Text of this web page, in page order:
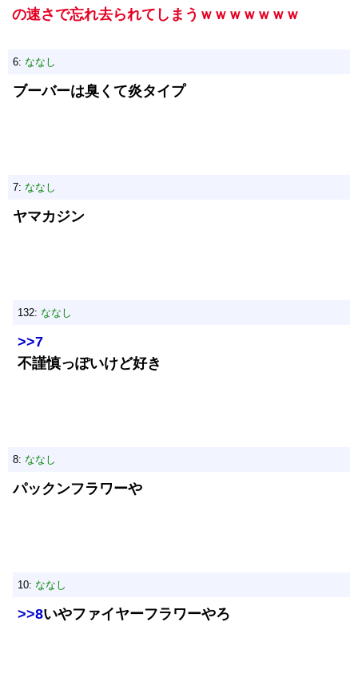
の速さで忘れ去られてしまうｗｗｗｗｗｗｗ
6: ななし
ブーバーは臭くて炎タイプ
7: ななし
ヤマカジン
132: ななし
>>7
不謹慎っぽいけど好き
8: ななし
パックンフラワーや
10: ななし
>>8いやファイヤーフラワーやろ